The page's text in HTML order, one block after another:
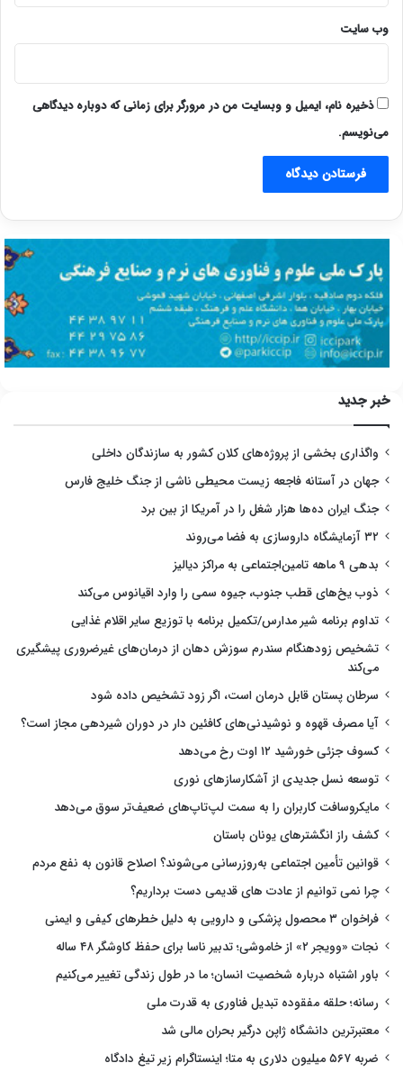
وب‌ سایت
ذخیره نام، ایمیل و وبسایت من در مرورگر برای زمانی که دوباره دیدگاهی
می‌نویسم.
خبر جدید
واگذاری بخشی از پروژه‌های کلان کشور به سازندگان داخلی
جهان در آستانه فاجعه زیست محیطی ناشی از جنگ خلیج فارس
جنگ ایران ده‌ها هزار شغل را در آمریکا از بین برد
۳۲ آزمایشگاه داروسازی به فضا می‌روند
بدهی ۹ ماهه تامین‌اجتماعی به مراکز دیالیز
ذوب یخ‌های قطب جنوب، جیوه سمی را وارد اقیانوس می‌کند
تداوم برنامه شیر مدارس/تکمیل برنامه با توزیع سایر اقلام غذایی
تشخیص زودهنگام سندرم سوزش دهان از درمان‌های غیرضروری پیشگیری
می‌کند
سرطان پستان قابل درمان است، اگر زود تشخیص داده شود
آیا مصرف قهوه و نوشیدنی‌های کافئین دار در دوران شیردهی مجاز است؟
کسوف جزئی خورشید ۱۲ اوت رخ می‌دهد
توسعه نسل جدیدی از آشکارسازهای نوری
مایکروسافت کاربران را به سمت لپ‌تاپ‌های ضعیف‌تر سوق می‌دهد
کشف راز انگشترهای یونان باستان
قوانین تأمین اجتماعی به‌روزرسانی می‌شوند؟ اصلاح قانون به نفع مردم
چرا نمی توانیم از عادت های قدیمی دست برداریم؟
فراخوان ۳ محصول پزشکی و دارویی به دلیل خطرهای کیفی و ایمنی
نجات «وویجر ۲» از خاموشی؛ تدبیر ناسا برای حفظ کاوشگر ۴۸ ساله
باور اشتباه درباره شخصیت انسان؛ ما در طول زندگی تغییر می‌کنیم
رسانه؛ حلقه مفقوده تبدیل فناوری به قدرت ملی
معتبرترین دانشگاه ژاپن درگیر بحران مالی شد
ضربه ۵۶۷ میلیون دلاری به متا؛ اینستاگرام زیر تیغ دادگاه